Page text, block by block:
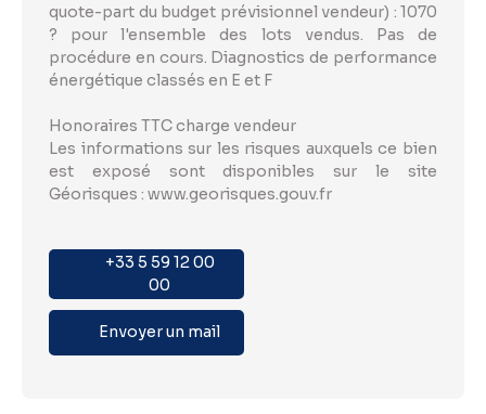
quote-part du budget prévisionnel vendeur) : 1070
? pour l'ensemble des lots vendus. Pas de
procédure en cours. Diagnostics de performance
énergétique classés en E et F
Honoraires TTC charge vendeur
Les informations sur les risques auxquels ce bien
est exposé sont disponibles sur le site
Géorisques : www.georisques.gouv.fr
+33 5 59 12 00
00
Envoyer un mail